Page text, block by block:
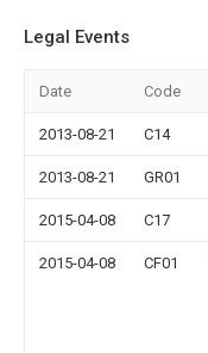
Legal Events
Date Code
2013-08-21 C14
2013-08-21 GR01
2015-04-08 C17
2015-04-08 CF01